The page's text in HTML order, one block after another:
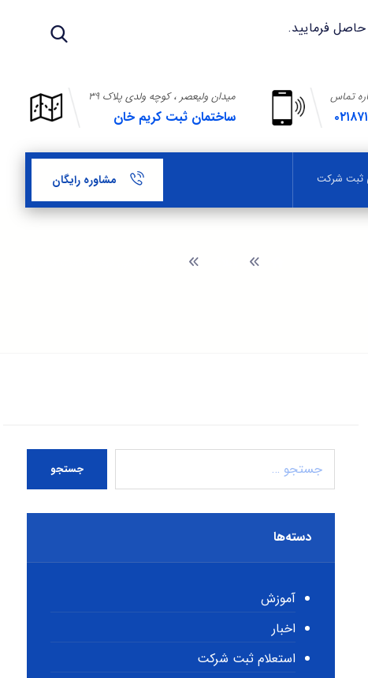
میدان ولیعصر ، کوچه ولدی پلاک ۳۹
ساختمان ثبت کریم خان
تماس
ثبت شرکت مشاوره رایگان
جستجو
دسته‌ها
آموزش
اخبار
استعلام ثبت شرکت